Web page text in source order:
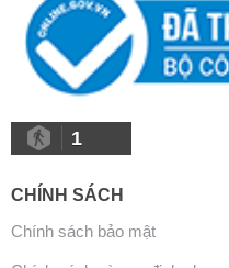
1
CHÍNH SÁCH
Chính sách bảo mật